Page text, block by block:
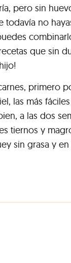
pero sin
todavía no
que sin
primero
las más
a las dos
tiernos y
sin grasa y